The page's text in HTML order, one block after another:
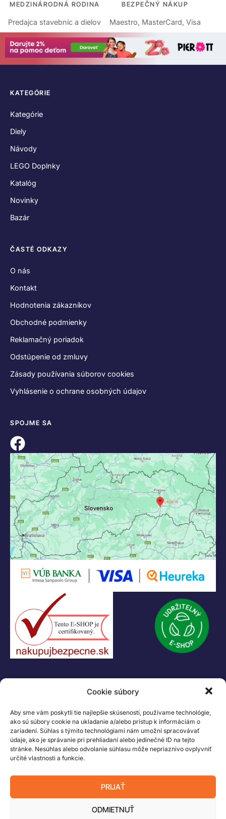
Cookie súbory
Aby sme vám poskytli tie najlepšie skúsenosti, používame technológie,
ako sú súbory cookie na ukladanie a/alebo prístup k informáciám o
zariadení. Súhlas s týmito technológiami nám umožní spracovávať
údaje, ako je správanie pri prehliadaní alebo jedinečné ID na tejto
stránke. Nesúhlas alebo odvolanie súhlasu môže nepriaznivo ovplyvniť
určité vlastnosti a funkcie.
PRIJAŤ
ODMIETNUŤ
MEDZINÁRODNÁ RODINA
Predajca stavebníc a dielov
BEZPEČNÝ NÁKUP
Maestro, MasterCard, Visa
KATEGÓRIE
Kategórie
Diely
Návody
LEGO Doplnky
Katalóg
Novinky
Bazár
ČASTÉ ODKAZY
O nás
Kontakt
Hodnotenia zákazníkov
Obchodné podmienky
Reklamačný poriadok
Odstúpenie od zmluvy
Zásady používania súborov cookies
Vyhlásenie o ochrane osobných údajov
SPOJME SA
+421 907 919 608
legacik@legacik.sk
Legáčik s.r.o
Hrnčiarska 2/A
04001 Košice
IČ DPH: SK2023978330